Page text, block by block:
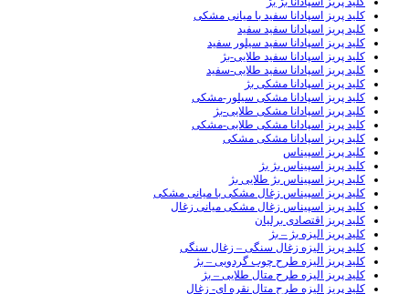
کلید پریز اسپادانا سفید با میانی مشکی
کلید پریز اسپادانا سفید سفید
کلید پریز اسپادانا سفید سیلور سفید
کلید پریز اسپادانا سفید طلایی-بژ
کلید پریز اسپادانا سفید طلایی-سفید
کلید پریز اسپادانا مشکی بژ
کلید پریز اسپادانا مشکی سیلور-مشکی
کلید پریز اسپادانا مشکی طلایی-بژ
کلید پریز اسپادانا مشکی طلایی-مشکی
کلید پریز اسپادانا مشکی مشکی
کلید پریز اسپیناس
کلید پریز اسپیناس بژ بژ
کلید پریز اسپیناس بژ طلایی بژ
کلید پریز اسپیناس زغال مشکی با میانی مشکی
کلید پریز اسپیناس زغال مشکی میانی زغال
کلید پریز اقتصادی برلیان
کلید پریز الیزه بژ – بژ
کلید پریز الیزه زغال سنگی – زغال سنگی
کلید پریز الیزه طرح چوب گردویی – بژ
کلید پریز الیزه طرح متال طلایی – بژ
کلید پریز الیزه طرح متال نقره ای- زغال